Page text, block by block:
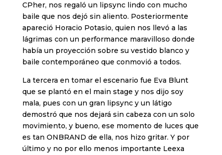
CPher, nos regaló un lipsync lindo con mucho
baile que nos dejó sin aliento. Posteriormente
apareció Horacio Potasio, quien nos llevó a las
lágrimas con un performance maravilloso donde
había un proyección sobre su vestido blanco y
baile contemporáneo que conmovió a todos.
La tercera en tomar el escenario fue Eva Blunt
que se plantó en el main stage y nos dijo soy
mala, pues con un gran lipsync y un látigo
demostró que nos dejará sin cabeza con un solo
movimiento, y bueno, ese momento de luces que
es tan ONBRAND de ella, nos hizo gritar. Y por
último y no por ello menos importante Leexa